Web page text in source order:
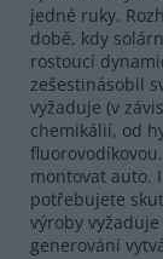
jedné ruky.
době, kdy
rostoucí
zešestinásobil
vyžaduje (v
chemikálií, od
montovat auto.
potřebujete
výroby
generování